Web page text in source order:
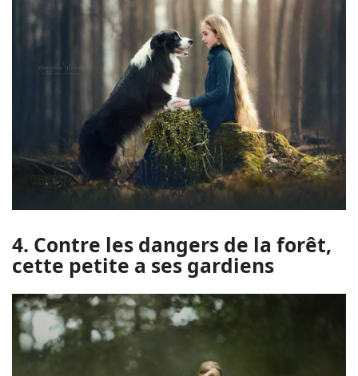
4. Contre les dangers de la forêt,
cette petite a ses gardiens